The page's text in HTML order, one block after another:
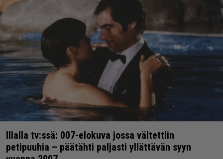
Illalla tv:ssä: 007-elokuva jossa vältettiin
petipuuhia – päätähti paljasti yllättävän syyn